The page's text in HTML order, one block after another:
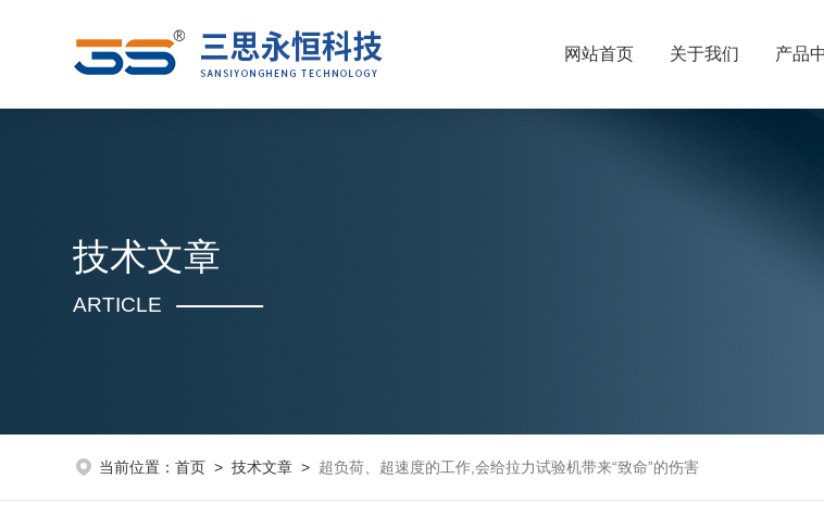
网站首页 关于我们 产品
技术文章
ARTICLE
当前位置：首页 >技术文章 > 超负荷、超速度的工作,会给拉力试验机带来“致命”的伤害